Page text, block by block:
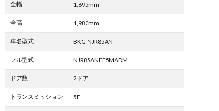
全幅 1,695mm
全高 1,980mm
車名型式 BKG-NJR85AN
フル型式 NJR85ANEE5MADM
ドア数 2ドア
トランスミッション 5F